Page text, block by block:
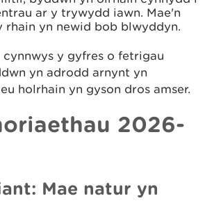
ar y trywydd iawn. Mae'n
rhain yn newid bob blwyddyn.
cynnwys y gyfres o fetrigau
yn adrodd arnynt yn
holrhain yn gyson dros amser.
2026-
Mae natur yn